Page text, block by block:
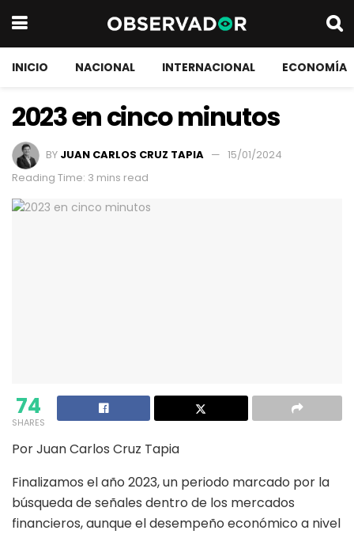
INICIO NACIONAL INTERNACIONAL ECONOMÍA
2023 en cinco minutos
BY JUAN CARLOS CRUZ TAPIA
15/01/2024
Reading Time: 3 mins read
74
SHARES
Por Juan Carlos Cruz Tapia
Finalizamos el año 2023, un periodo marcado por la
búsqueda de señales dentro de los mercados
financieros, aunque el desempeño económico a nivel